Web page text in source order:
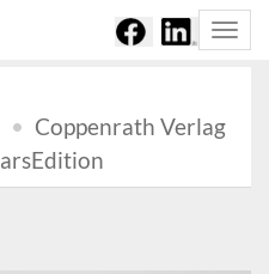
Coppenrath Verlag
arsEdition